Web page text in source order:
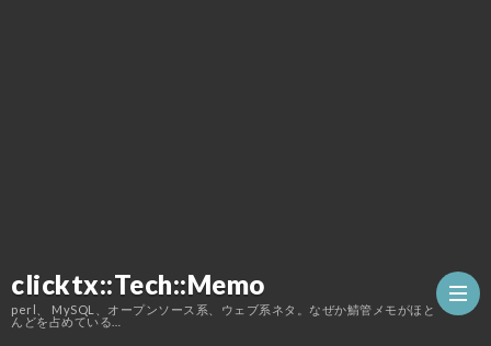
clicktx::Tech::Memo
perl、 MySQL、オープンソース系、ウェブ系ネタ。なぜか鯖管メモがほと
んどを占めている…